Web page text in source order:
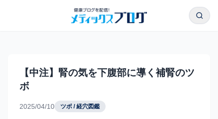
検索
【中注】腎の気を下腹部に導く補腎のツ
ボ
2025/04/10 ツボ / 経穴図鑑